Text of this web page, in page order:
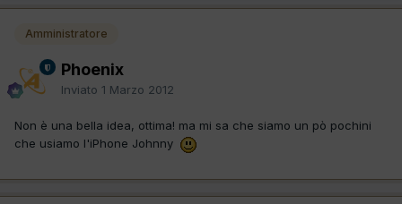
Amministratore
Phoenix
Inviato 1 Marzo 2012
Non è una bella idea, ottima! ma mi sa che siamo un pò pochini
che usiamo l'iPhone Johnny